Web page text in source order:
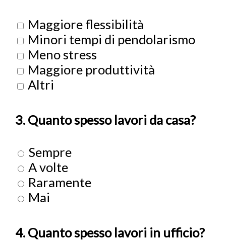
Maggiore flessibilità
Minori tempi di pendolarismo
Meno stress
Maggiore produttività
Altri
3. Quanto spesso lavori da casa?
Sempre
A volte
Raramente
Mai
4. Quanto spesso lavori in ufficio?